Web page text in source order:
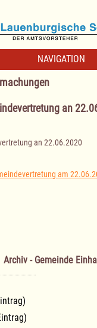
NAVIGATION
an
an 22.06.2020
am
Archiv - Gemeinde